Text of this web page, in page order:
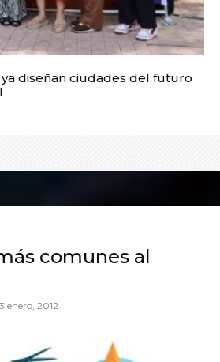
diseñan ciudades del futuro
comunes al
enero, 2012